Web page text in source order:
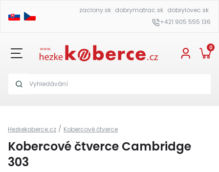
zaclony.sk dobrymatrac.sk dobrylovec.sk
+421 905 555 136
0
Hezkekoberce.cz / Kobercové čtverce
Kobercové čtverce Cambridge
303